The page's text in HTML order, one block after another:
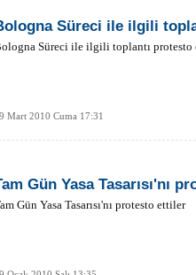
Süreci ile ilgili
Süreci ile ilgili toplantı
Mart 2010 Cuma 17:31
Gün Yasa Tasarısı'nı
Gün Yasa Tasarısı'nı protesto ettiler